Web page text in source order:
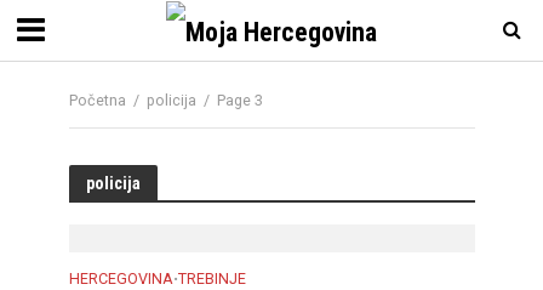
Početna / policija / Page 3
policija
HERCEGOVINA•TREBINJE